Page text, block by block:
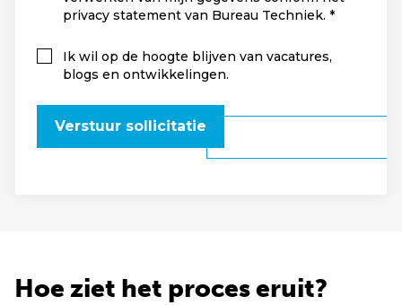
privacy statement van Bureau Techniek.
Ik wil op de hoogte blijven van vacatures,
blogs en ontwikkelingen.
Verstuur sollicitatie
Hoe ziet het proces eruit?